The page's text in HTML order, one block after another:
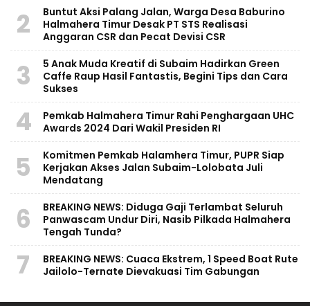
2
Buntut Aksi Palang Jalan, Warga Desa Baburino
Halmahera Timur Desak PT STS Realisasi
Anggaran CSR dan Pecat Devisi CSR
3
5 Anak Muda Kreatif di Subaim Hadirkan Green
Caffe Raup Hasil Fantastis, Begini Tips dan Cara
Sukses
4
Pemkab Halmahera Timur Rahi Penghargaan UHC
Awards 2024 Dari Wakil Presiden RI
5
Komitmen Pemkab Halamhera Timur, PUPR Siap
Kerjakan Akses Jalan Subaim-Lolobata Juli
Mendatang
6
BREAKING NEWS: Diduga Gaji Terlambat Seluruh
Panwascam Undur Diri, Nasib Pilkada Halmahera
Tengah Tunda?
7
BREAKING NEWS: Cuaca Ekstrem, 1 Speed Boat Rute
Jailolo-Ternate Dievakuasi Tim Gabungan